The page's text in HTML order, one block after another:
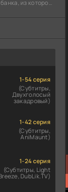
из которого
1-54 серия
(Субтитры,
Двухголосый
закадровый)
1-42 серия
(Субтитры,
AniMaunt)
1-24 серия
(Субтитры, Light
DubLik.TV)